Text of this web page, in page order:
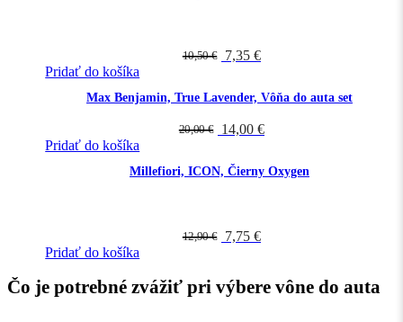
10,50€ 7,35 €
Pridať do košíka
Max Benjamin, True Lavender, Vôňa do auta set
20,00€ 14,00 €
Pridať do košíka
Millefiori, ICON, Čierny Oxygen
12,90€ 7,75 €
Pridať do košíka
Čo je potrebné zvážiť pri výbere vône do auta